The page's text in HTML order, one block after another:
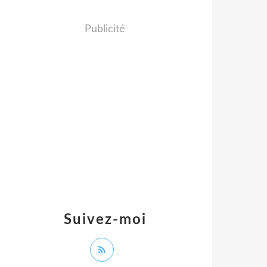
Suivez-moi
Publicité